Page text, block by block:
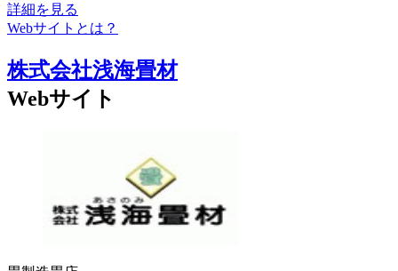
詳細を見る
Webサイトとは？
株式会社浅海畳材
Webサイト